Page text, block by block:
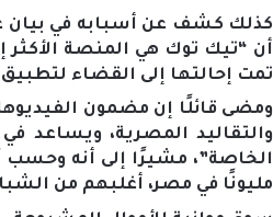
كذلك كشف عن أسبابه في بيان
أن “تيك توك هي المنصة الأكثر
تمت إحالتها إلى القضاء لتطبيق
ومضى قائلًا إن مضمون
والتقاليد المصرية، ويساعد
مليونًا في مصر، أغلبهم من